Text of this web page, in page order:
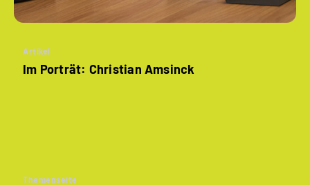
Artikel
Im Porträt: Christian Amsinck
Themenseite